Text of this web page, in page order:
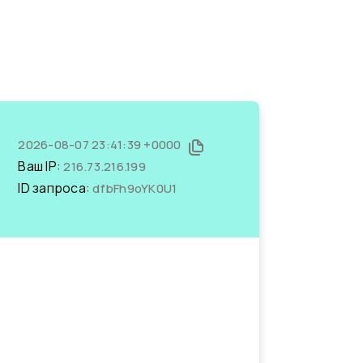
2026-08-07 23:41:39 +0000
Ваш IP:216.73.216.199
ID запроса:dfbFh9oYK0U1